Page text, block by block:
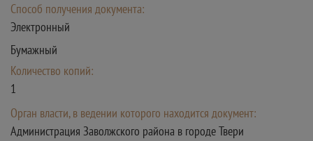
Способ получения документа:
Электронный
Бумажный
Количество копий:
1
Орган власти, в ведении которого находится документ:
Администрация Заволжского района в городе Твери